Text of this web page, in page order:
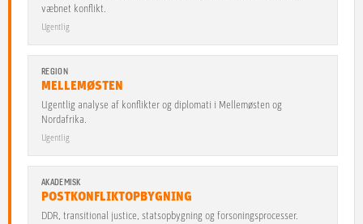
væbnet konflikt.
Ugentlig
REGION
MELLEMØSTEN
Ugentlig analyse af konflikter og diplomati i Mellemøsten og
Nordafrika.
Ugentlig
AKADEMISK
POSTKONFLIKTOPBYGNING
DDR, transitional justice, statsopbygning og forsoningsprocesser.